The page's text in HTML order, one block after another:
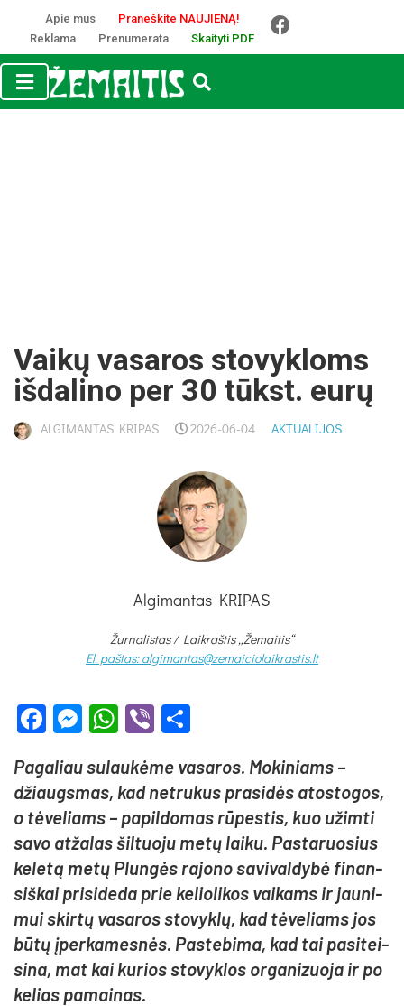
Apie mus
Praneškite NAUJIENĄ!
Reklama
Prenumerata Skaityti PDF
Vai­kų va­sa­ros sto­vyk­loms
iš­da­li­no per 30 tūkst. eu­rų
ALGIMANTAS KRIPAS 2026-06-04 AKTUALIJOS
Algimantas KRIPAS
Žurnalistas / Laikraštis „Žemaitis“
El. paštas: algimantas@zemaiciolaikrastis.lt
Facebook
Messenger
WhatsApp
Viber
Pa­ga­liau su­lau­kė­me va­sa­ros. Mo­ki­niams –
džiaugs­mas, kad ne­tru­kus pra­si­dės ato­sto­gos,
o tė­ve­liams – pa­pil­do­mas rū­pes­tis, kuo užim­ti
sa­vo at­ža­las šil­tuo­ju me­tų lai­ku. Pas­ta­ruo­sius
ke­le­tą me­tų Plun­gės ra­jo­no sa­vi­val­dy­bė fi­nan­
siš­kai pri­si­de­da prie ke­lio­li­kos vai­kams ir jau­ni­
mui skir­tų va­sa­ros sto­vyk­lų, kad tė­ve­liams jos
bū­tų įper­ka­mes­nės. Pas­te­bi­ma, kad tai pa­si­tei­
si­na, mat kai ku­rios sto­vyk­los or­ga­ni­zuo­ja ir po
ke­lias pa­mai­nas.